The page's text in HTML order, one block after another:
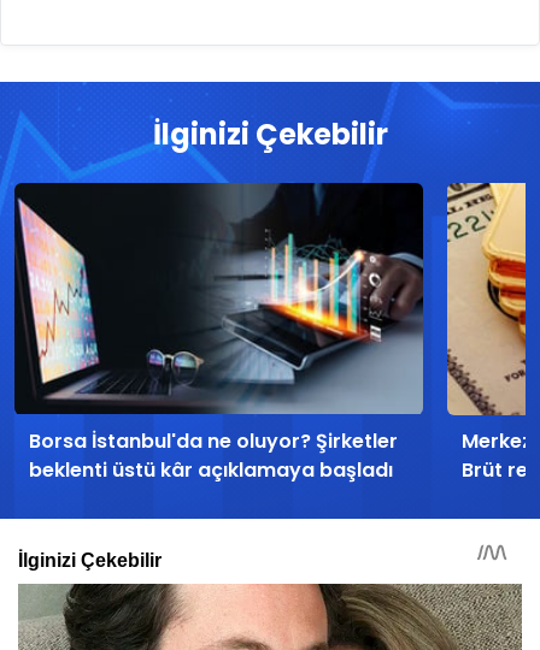
İlginizi Çekebilir
Borsa İstanbul'da ne oluyor? Şirketler
beklenti üstü kâr açıklamaya başladı
Merkez
Brüt